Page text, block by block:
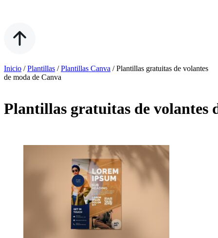
Inicio /Plantillas /Plantillas Canva /Plantillas gratuitas de volantes
de moda de Canva
Plantillas gratuitas de volantes